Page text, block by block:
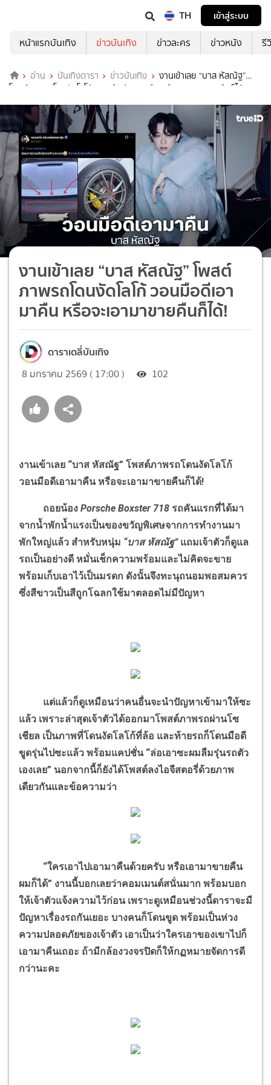
TH
เข้าสู่ระบบ
หน้าแรกบันเทิง
ข่าวบันเทิง ข่าวละคร ข่าวหนัง รี
อ่าน บันเทิงดารา ข่าวบันเทิง
งานเข้าเลย “บาส หัสณัฐ”
โพสต์ภาพรถโดนงัดโลโก้ วอนมือดีเอามาคืน หรือจะเอามาขายคืนก็ได้!
งานเข้าเลย “บาส หัสณัฐ” โพสต์
ภาพรถโดนงัดโลโก้ วอนมือดีเอา
มาคืน หรือจะเอามาขายคืนก็ได้!
ดาราเดลี่บันเทิง
8 มกราคม 2569 ( 17:00 ) 102
งานเข้าเลย “บาส หัสณัฐ” โพสต์ภาพรถโดนงัดโลโก้
วอนมือดีเอามาคืน หรือจะเอามาขายคืนก็ได้!
ถอยน้อง Porsche Boxster 718 รถคันแรกที่ได้มา
จากน้ำพักน้ำแรงเป็นของขวัญพิเศษจากการทำงานมา
พักใหญ่แล้ว สำหรับหนุ่ม “บาส หัสณัฐ”แถมเจ้าตัวก็ดูแล
รถเป็นอย่างดี หมั่นเช็กความพร้อมและไม่คิดจะขาย
พร้อมเก็บเอาไว้เป็นมรดก ดังนั้นจึงทะนุถนอมพอสมควร
ซึ่งสีขาวเป็นสีถูกโฉลกใช้มาตลอดไม่มีปัญหา
แต่แล้วก็ดูเหมือนว่าคนอื่นจะนำปัญหาเข้ามาให้ซะ
แล้ว เพราะล่าสุดเจ้าตัวได้ออกมาโพสต์ภาพรถผ่านโซ
เชียล เป็นภาพที่โดนงัดโลโก้ที่ล้อ และท้ายรถก็โดนมือดี
ขูดรุ่นไปซะแล้ว พร้อมแคปชั่น “ล่อเอาซะผมลืมรุ่นรถตัว
เองเลย” นอกจากนี้ก็ยังได้โพสต์ลงไอจีสตอรี่ด้วยภาพ
เดียวกันและข้อความว่า
“ใครเอาไปเอามาคืนด้วยครับ หรือเอามาขายคืน
ผมก็ได้” งานนี้บอกเลยว่าคอมเมนต์สนั่นมาก พร้อมบอก
ให้เจ้าตัวแจ้งความไว้ก่อน เพราะดูเหมือนช่วงนี้ดาราจะมี
ปัญหาเรื่องรถกันเยอะ บางคนก็โดนขูด พร้อมเป็นห่วง
ความปลอดภัยของเจ้าตัว เอาเป็นว่าใครเอาของเขาไปก็
เอามาคืนเถอะ ถ้ามีกล้องวงจรปิดก็ให้กฏหมายจัดการดี
กว่านะคะ